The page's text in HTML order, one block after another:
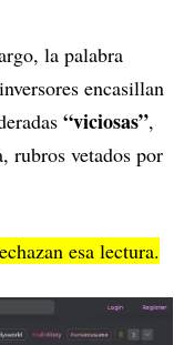
la palabra
encasillan
“viciosas”,
rubros vetados por
esa lectura.